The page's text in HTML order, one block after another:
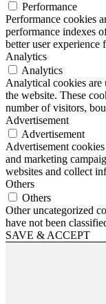
Performance
Performance cookies
performance indexes
better user experience
Analytics
Analytics
Analytical cookies are
the website. These
number of visitors,
Advertisement
Advertisement
Advertisement
and marketing
websites and collect
Others
Others
Other uncategorized
have not been
SAVE & ACCEPT